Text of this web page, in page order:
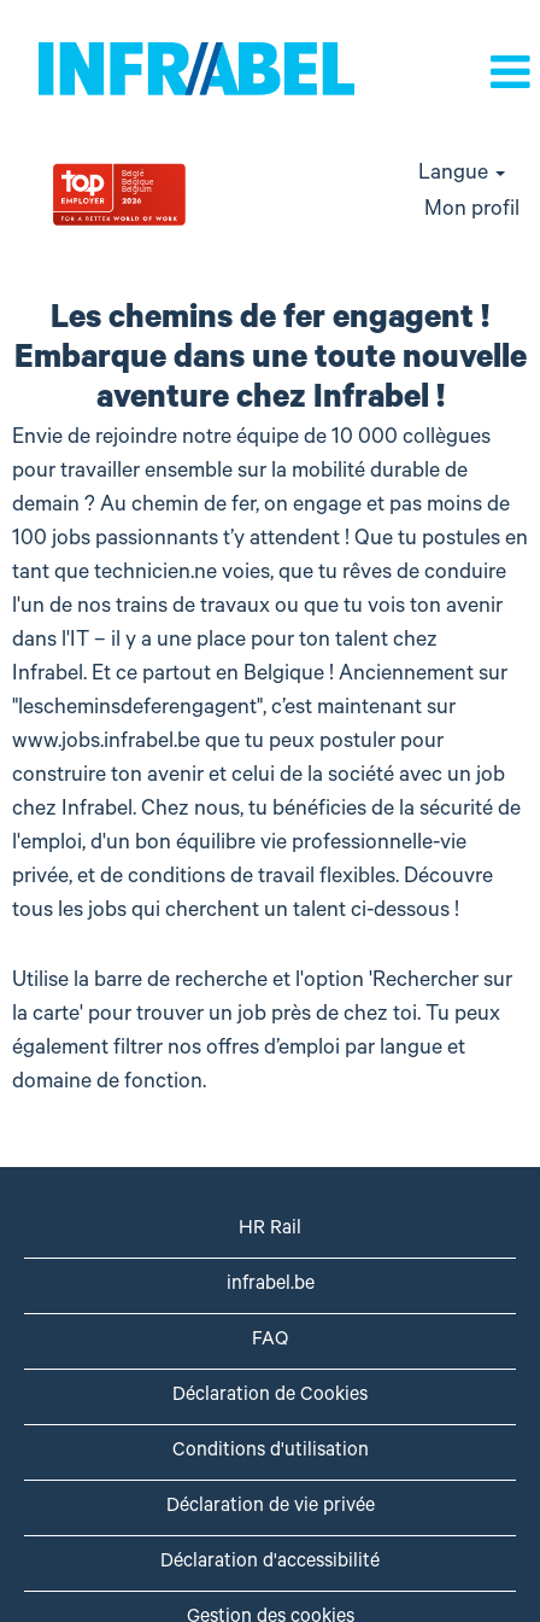
Langue
Mon profil
chemins
fer
engagent
Les chemins de fer engagent !
Embarque dans une toute nouvelle
aventure chez Infrabel !
Envie de rejoindre notre équipe de 10 000 collègues
pour travailler ensemble sur la mobilité durable de
demain ? Au chemin de fer, on engage et pas moins de
100 jobs passionnants t’y attendent ! Que tu postules en
tant que technicien.ne voies, que tu rêves de conduire
l'un de nos trains de travaux ou que tu vois ton avenir
dans l'IT – il y a une place pour ton talent chez
Infrabel. Et ce partout en Belgique ! Anciennement sur
"lescheminsdeferengagent", c’est maintenant sur
www.jobs.infrabel.be que tu peux postuler pour
construire ton avenir et celui de la société avec un job
chez Infrabel. Chez nous, tu bénéficies de la sécurité de
l'emploi, d'un bon équilibre vie professionnelle-vie
privée, et de conditions de travail flexibles. Découvre
tous les jobs qui cherchent un talent ci-dessous !
Utilise la barre de recherche et l'option 'Rechercher sur
la carte' pour trouver un job près de chez toi. Tu peux
également filtrer nos offres d’emploi par langue et
domaine de fonction.
HR Rail
infrabel.be
FAQ
Déclaration de Cookies
Conditions d'utilisation
Déclaration de vie privée
Déclaration d'accessibilité